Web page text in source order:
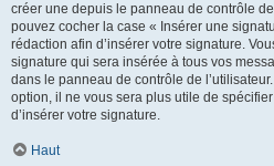
créer une depuis le panneau de contrôle
pouvez cocher la case « Insérer une
rédaction afin d’insérer votre signature.
signature qui sera insérée à tous vos
dans le panneau de contrôle de
option, il ne vous sera plus utile de
d’insérer votre signature.
Haut